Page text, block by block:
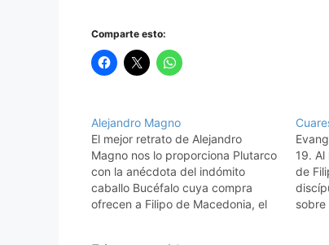
Comparte esto:
Alejandro Magno
El mejor retrato de Alejandro
Magno nos lo proporciona Plutarco
con la anécdota del indómito
caballo Bucéfalo cuya compra
ofrecen a Filipo de Macedonia, el
19.
de
sobre